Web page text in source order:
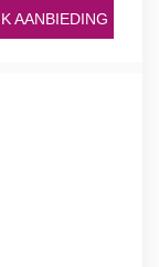
AANBIEDING